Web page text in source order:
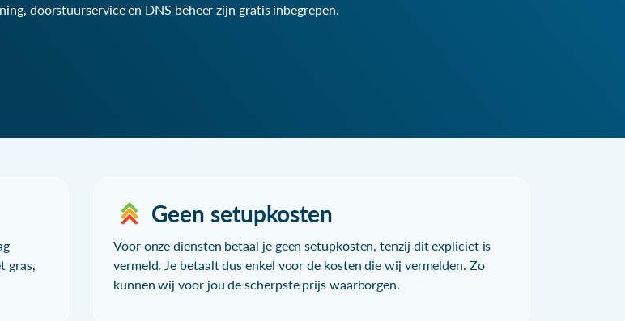
doorstuurservice en DNS beheer zijn gratis inbegrepen.
gras,
Geen setupkosten
Voor onze diensten betaal je geen setupkosten, tenzij dit expliciet is
vermeld. Je betaalt dus enkel voor de kosten die wij vermelden. Zo
kunnen wij voor jou de scherpste prijs waarborgen.